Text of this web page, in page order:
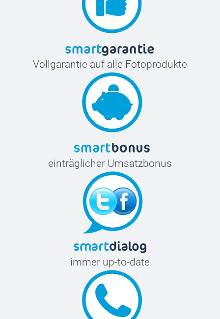
Vollgarantie auf alle Fotoprodukte
einträglicher Umsatzbonus
immer up-to-date